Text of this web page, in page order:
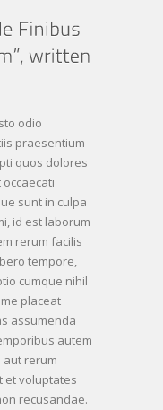
odio
praesentium
quos dolores
sunt in culpa
id est laborum
rerum facilis
tempore,
cumque nihil
placeat
assumenda
autem
aut rerum
et voluptates
recusandae.